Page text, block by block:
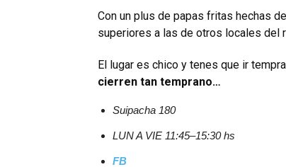
Con un plus de papas fritas hechas
superiores a las de otros locales del
El lugar es chico y tenes que ir
cierren tan temprano…
Suipacha 180
LUN A VIE 11:45–15:30 hs
FB